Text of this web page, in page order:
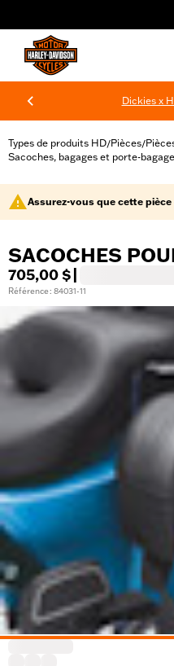
Dickies x
Types de produits HD/Pièces/
Sacoches, bagages et porte-
Assurez-vous que cette
SACOCHES
705,00 $
Référence : 84031-11